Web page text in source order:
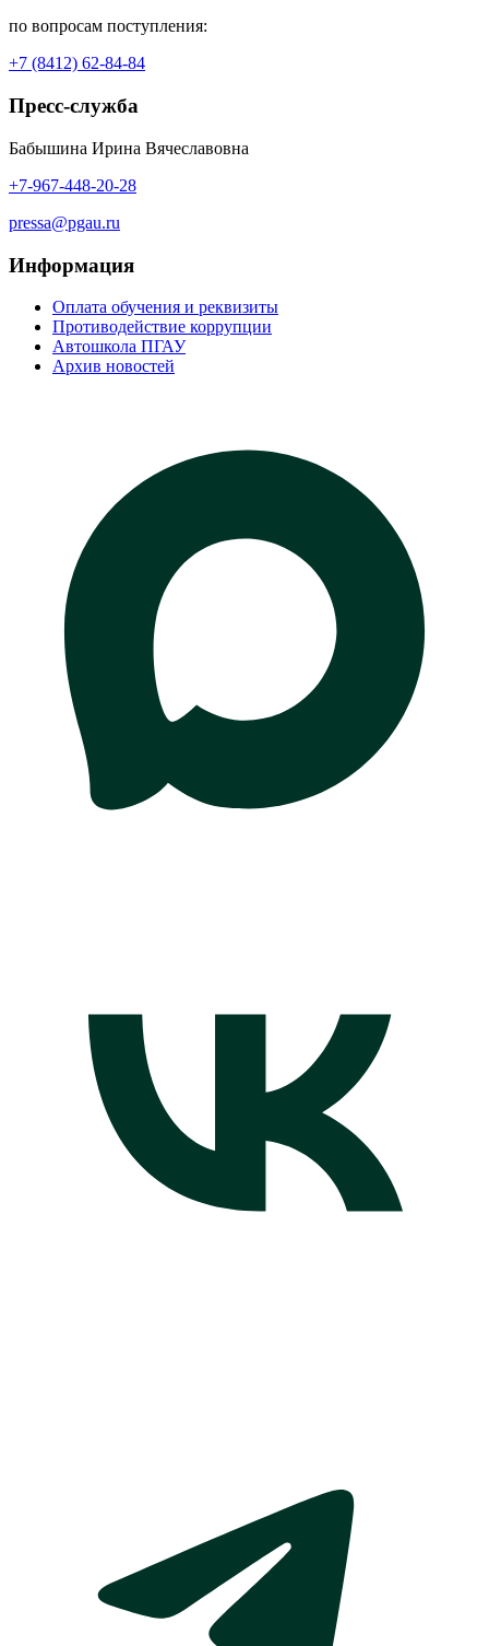
по вопросам поступления:
+7 (8412) 62-84-84
Пресс-служба
Бабышина Ирина Вячеславовна
+7-967-448-20-28
pressa@pgau.ru
Информация
Оплата обучения и реквизиты
Противодействие коррупции
Автошкола ПГАУ
Архив новостей